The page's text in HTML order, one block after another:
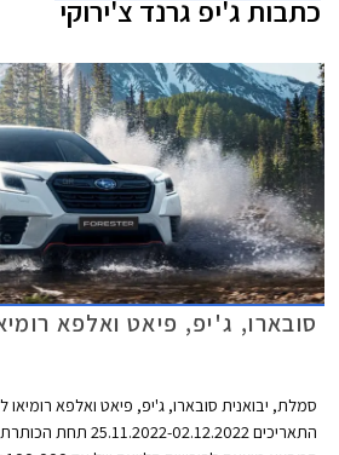
כתבותג'יפ גרנד צ'ירוקי
סובארו, ג'יפ, פיאט ואלפא
סמלת, יבואנית סובארו, ג'יפ, פיאט ואלפא רומיאו